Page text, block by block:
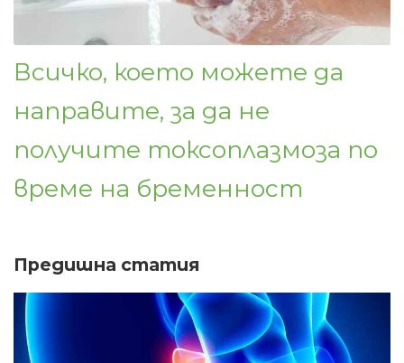
Всичко, което можете да
направите, за да не
получите токсоплазмоза по
време на бременност
Предишна статия